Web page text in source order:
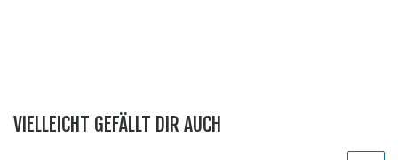
VIELLEICHT GEFÄLLT DIR AUCH